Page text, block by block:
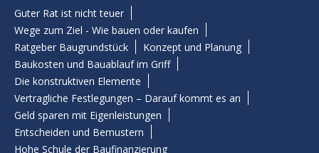
Guter Rat ist nicht teuer
Wege zum Ziel - Wie bauen oder kaufen
Ratgeber Baugrundstück
Konzept und Planung
Baukosten und Bauablauf im Griff
Die konstruktiven Elemente
Vertragliche Festlegungen – Darauf kommt es an
Geld sparen mit Eigenleistungen
Entscheiden und Bemustern
Hohe Schule der Baufinanzierung